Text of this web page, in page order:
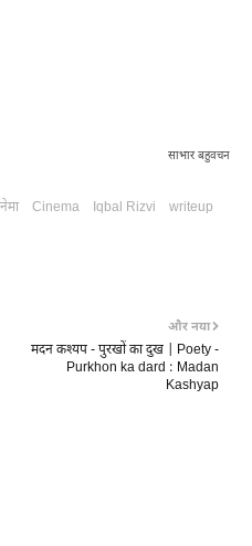
साभार बहुवचन
Cinema Iqbal Rizvi writeup
और नया
मदन कश्यप - पुरखों का दुख | Poety -
Purkhon ka dard : Madan
Kashyap